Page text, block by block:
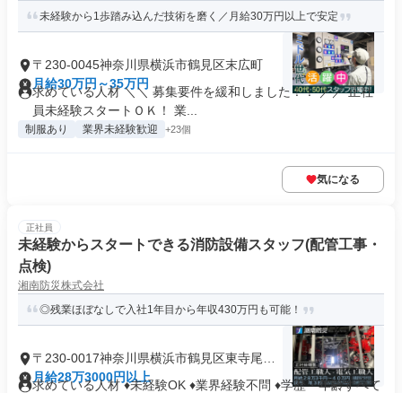
未経験から1歩踏み込んだ技術を磨く／月給30万円以上で安定
〒230-0045神奈川県横浜市鶴見区末広町
月給30万円～35万円
求めている人材 ＼＼ 募集要件を緩和しました！！ ／／ 正社
員未経験スタートＯＫ！ 業...
制服あり 業界未経験歓迎 +23個
気になる
正社員
未経験からスタートできる消防設備スタッフ(配管工事・
点検)
湘南防災株式会社
◎残業ほぼなしで入社1年目から年収430万円も可能！
〒230-0017神奈川県横浜市鶴見区東寺尾中
台
月給28万3000円以上
求めている人材 ♦未経験OK ♦業界経験不問 ♦学歴・年齢すべて